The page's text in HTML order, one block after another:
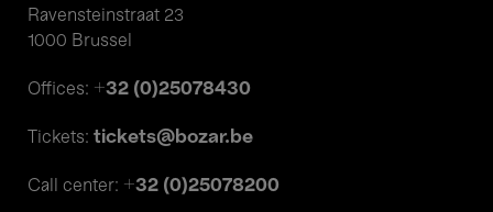
Ravensteinstraat 23
1000 Brussel
Offices: +32 (0)25078430
Tickets: tickets@bozar.be
Call center: +32 (0)25078200